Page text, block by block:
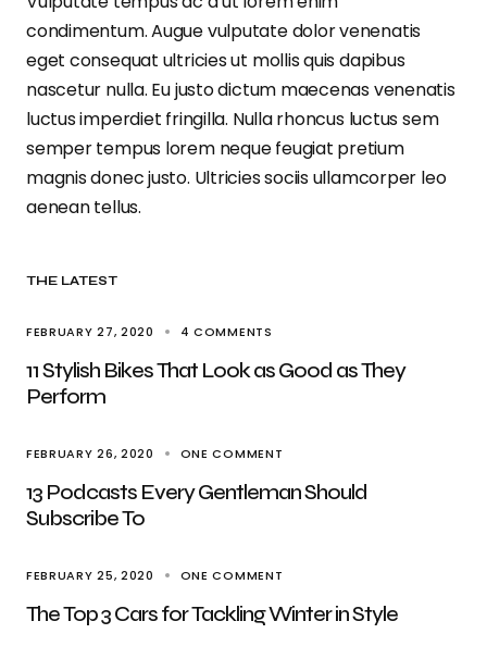
condimentum. Augue vulputate dolor venenatis
eget consequat ultricies ut mollis quis dapibus
nascetur nulla. Eu justo dictum maecenas venenatis
luctus imperdiet fringilla. Nulla rhoncus luctus sem
semper tempus lorem neque feugiat pretium
magnis donec justo. Ultricies sociis ullamcorper leo
aenean tellus.
THE LATEST
FEBRUARY 27, 2020 4 COMMENTS
11 Stylish Bikes That Look as Good as They
Perform
FEBRUARY 26, 2020 ONE COMMENT
13 Podcasts Every Gentleman Should
Subscribe To
FEBRUARY 25, 2020 ONE COMMENT
The Top 3 Cars for Tackling Winter in Style